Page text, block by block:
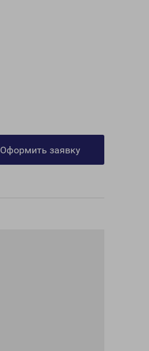
Оформить заявку